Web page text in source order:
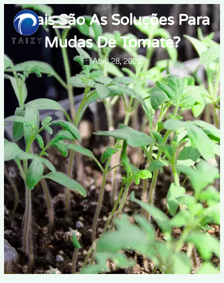
Quais São As Soluções Para
Mudas De Tomate?
Abril 28, 2025